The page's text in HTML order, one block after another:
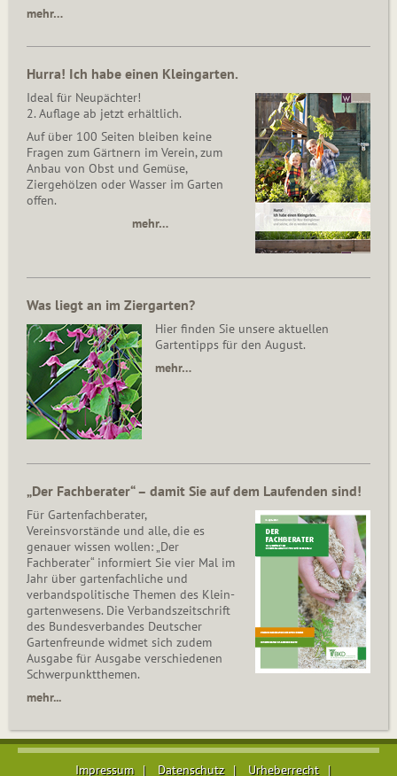
mehr…
Hurra! Ich habe einen Kleingarten.
Ideal für Neupächter!
2. Auflage ab jetzt erhältlich.
Auf über 100 Seiten bleiben keine
Fragen zum Gärtnern im Verein, zum
Anbau von Obst und Gemüse,
Ziergehölzen oder Wasser im Garten
offen.
mehr…
Was liegt an im Ziergarten?
Hier finden Sie unsere aktuellen
Gartentipps für den August.
mehr…
„Der Fachberater“ – damit Sie auf dem Laufenden sind!
Für Gartenfachberater,
Vereinsvorstände und alle, die es
genauer wissen wollen: „Der
Fachberater“ informiert Sie vier Mal im
Jahr über gartenfachliche und
verbandspolitische Themen des Klein­
gar­ten­wesens. Die Ver­bands­zeit­schrift
des Bun­des­ver­ban­des Deutscher
Gartenfreunde widmet sich zudem
Ausgabe für Ausgabe verschiedenen
Schwer­punkt­the­men.
mehr...
Impressum Datenschutz Urheberrecht